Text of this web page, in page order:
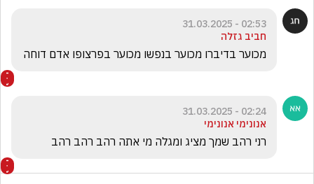
02:53 - 31.03.2025
חביב גזלה
מכוער בדיברו מכוער בנפשו מכוער בפרצופו אדם דוחה
02:24 - 31.03.2025
אנונימי אנונימי
רני רהב שמך מציג ומגלה מי אתה רהב רהב רהב